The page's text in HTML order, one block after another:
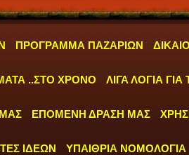
ΠΡΟΓΡΑΜΜΑ ΠΑΖΑΡΙΩΝ
..ΣΤΟ ΧΡΟΝΟ ΛΙΓΑ ΛΟΓΙΑ
ΕΠΟΜΕΝΗ ΔΡΑΣΗ ΜΑΣ
ΙΔΕΩΝ ΥΠΑΙΘΡΙΑ ΝΟΜΟΛΟΓΙΑ